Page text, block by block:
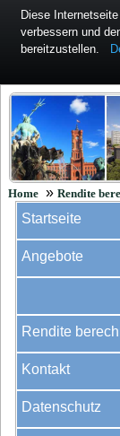
Home » Rendite
Startseite
Angebote
Rendite
Kontakt
Datenschutz
Diese
verbessern und
bereitzustellen.